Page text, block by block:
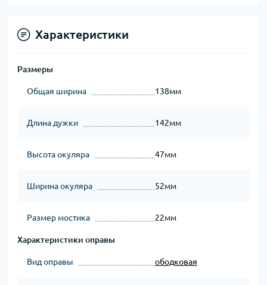
Характеристики
Размеры
Общая ширина 138мм
Длина дужки 142мм
Высота окуляра 47мм
Ширина окуляра 52мм
Размер мостика 22мм
Характеристики оправы
Вид оправы ободковая